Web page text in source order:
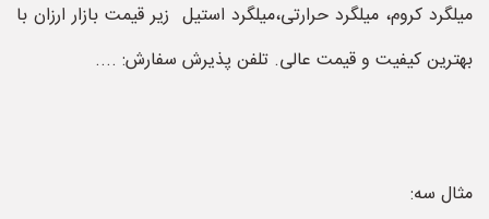
میلگرد کروم، میلگرد حرارتی،میلگرد استیل زیر قیمت بازار ارزان با
بهترین کیفیت و قیمت عالی. تلفن پذیرش سفارش: ....
مثال سه: